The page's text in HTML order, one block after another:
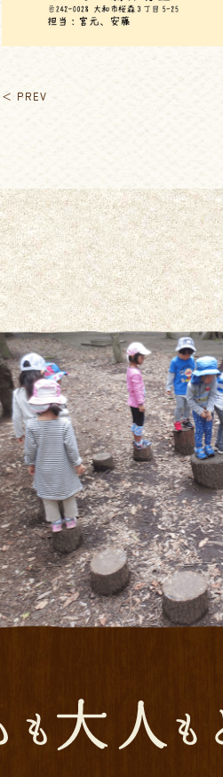
＜ PREV